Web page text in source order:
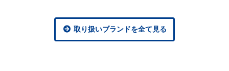
取り扱いブランドを全て見る